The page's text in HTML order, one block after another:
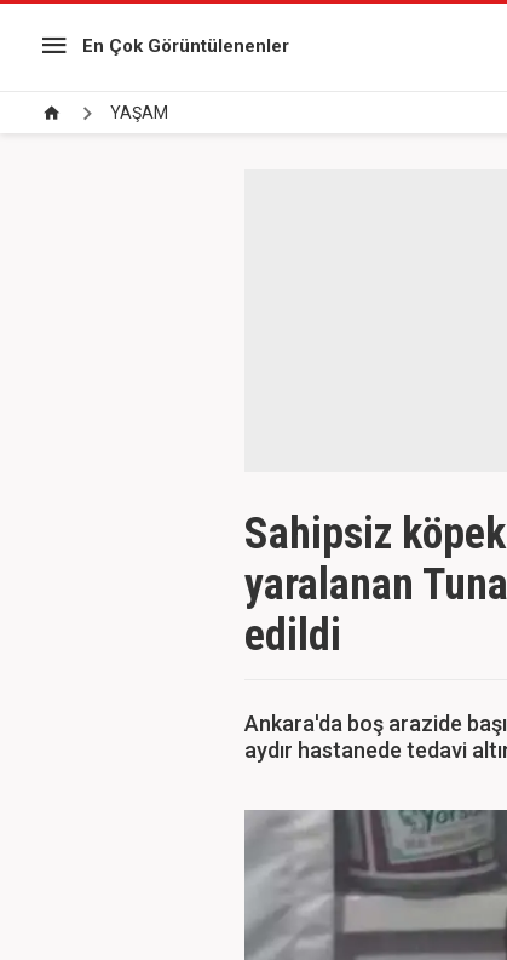
En Çok Görüntülenenler
YAŞAM
Sahipsiz
yaralanan
edildi
Ankara'da boş arazide
aydır hastanede tedavi